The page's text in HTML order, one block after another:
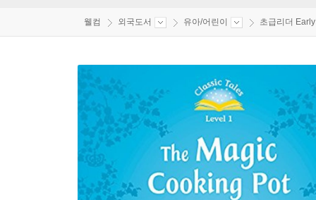
웰컴 외국도서 유아/어린이 초급리더